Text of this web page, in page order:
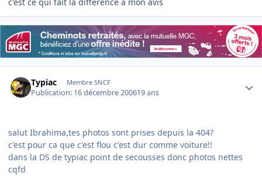
Typiac Membre SNCF
Publication: 16 décembre 200619 ans
salut Ibrahima,tes photos sont prises depuis la 404?
c'est pour ca que c'est flou c'est dur comme voiture!!
dans la DS de typiac point de secousses donc photos nettes
cqfd